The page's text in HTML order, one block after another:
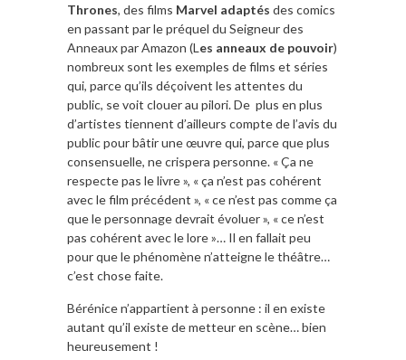
Thrones, des films Marvel adaptés des comics
en passant par le préquel du Seigneur des
Anneaux par Amazon (L es anneaux de pouvoir)
nombreux sont les exemples de films et séries
qui, parce qu’ils déçoivent les attentes du
public, se voit clouer au pilori. De plus en plus
d’artistes tiennent d’ailleurs compte de l’avis du
public pour bâtir une œuvre qui, parce que plus
consensuelle, ne crispera personne. « Ça ne
respecte pas le livre », « ça n’est pas cohérent
avec le film précédent », « ce n’est pas comme ça
que le personnage devrait évoluer », « ce n’est
pas cohérent avec le lore »… Il en fallait peu
pour que le phénomène n’atteigne le théâtre…
c’est chose faite.
Bérénice n’appartient à personne : il en existe
autant qu’il existe de metteur en scène… bien
heureusement !